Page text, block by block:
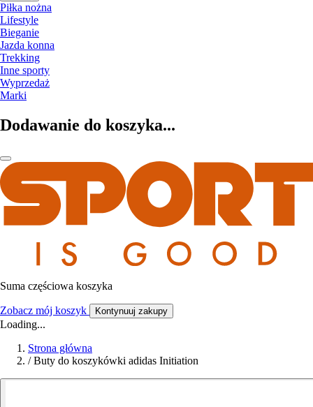
Piłka nożna
Lifestyle
Bieganie
Jazda konna
Trekking
Inne sporty
Wyprzedaż
Marki
Dodawanie do koszyka...
Suma częściowa koszyka
Zobacz mój koszyk Kontynuuj zakupy
Loading...
Strona główna
/ Buty do koszykówki adidas Initiation